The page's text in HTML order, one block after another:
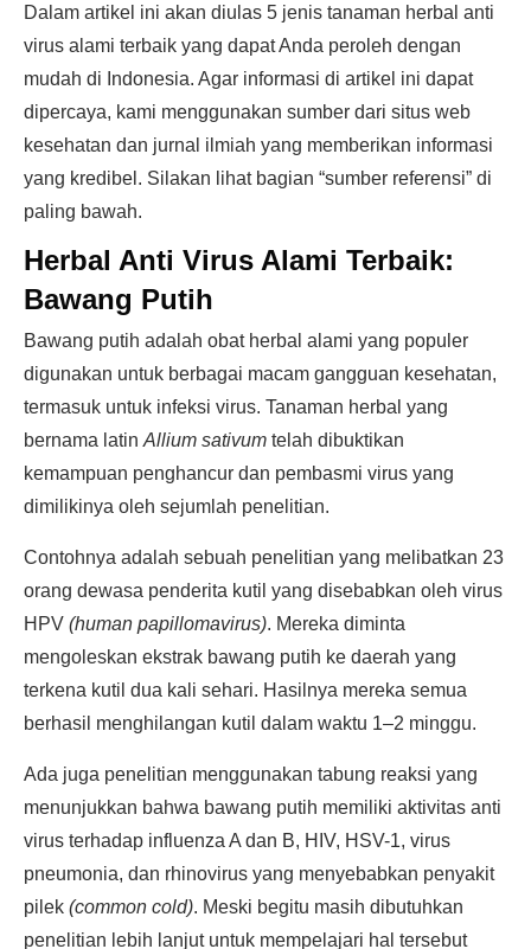
Dalam artikel ini akan diulas 5 jenis tanaman herbal anti
virus alami terbaik yang dapat Anda peroleh dengan
mudah di Indonesia. Agar informasi di artikel ini dapat
dipercaya, kami menggunakan sumber dari situs web
kesehatan dan jurnal ilmiah yang memberikan informasi
yang kredibel. Silakan lihat bagian “sumber referensi” di
paling bawah.
Herbal Anti Virus Alami Terbaik:
Bawang Putih
Bawang putih adalah obat herbal alami yang populer
digunakan untuk berbagai macam gangguan kesehatan,
termasuk untuk infeksi virus. Tanaman herbal yang
bernama latin Allium sativum telah dibuktikan
kemampuan penghancur dan pembasmi virus yang
dimilikinya oleh sejumlah penelitian.
Contohnya adalah sebuah penelitian yang melibatkan 23
orang dewasa penderita kutil yang disebabkan oleh virus
HPV (human papillomavirus). Mereka diminta
mengoleskan ekstrak bawang putih ke daerah yang
terkena kutil dua kali sehari. Hasilnya mereka semua
berhasil menghilangan kutil dalam waktu 1–2 minggu.
Ada juga penelitian menggunakan tabung reaksi yang
menunjukkan bahwa bawang putih memiliki aktivitas anti
virus terhadap influenza A dan B, HIV, HSV-1, virus
pneumonia, dan rhinovirus yang menyebabkan penyakit
pilek (common cold). Meski begitu masih dibutuhkan
penelitian lebih lanjut untuk mempelajari hal tersebut